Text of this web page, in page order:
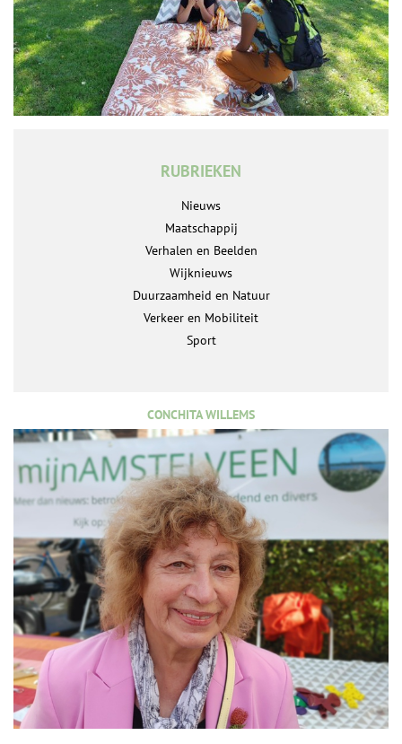
RUBRIEKEN
Nieuws
Maatschappij
Verhalen en Beelden
Wijknieuws
Duurzaamheid en Natuur
Verkeer en Mobiliteit
Sport
CONCHITA WILLEMS